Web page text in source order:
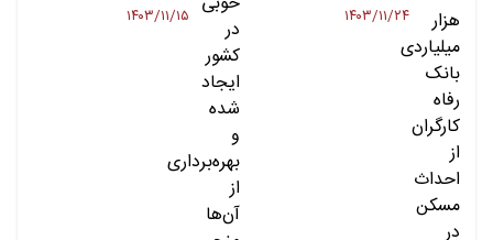
۱۴۰۳/۱۱/۲۴ ۱۴۰۳/۱۱/۱۵